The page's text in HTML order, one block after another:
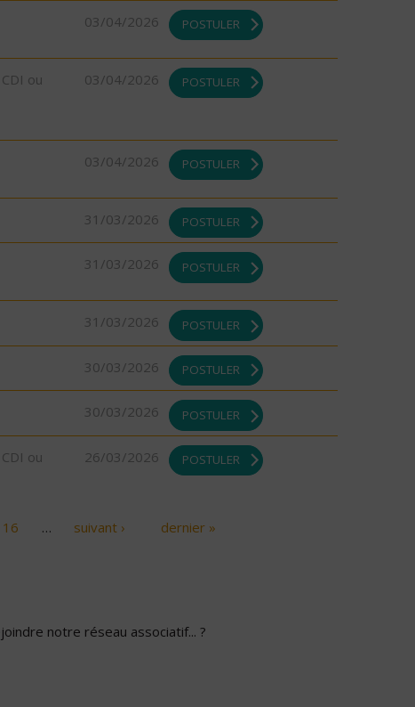
03/04/2026 POSTULER
ou
03/04/2026 POSTULER
03/04/2026 POSTULER
31/03/2026 POSTULER
31/03/2026 POSTULER
31/03/2026 POSTULER
30/03/2026 POSTULER
30/03/2026 POSTULER
ou
26/03/2026 POSTULER
16 … suivant › dernier »
notre réseau associatif... ?